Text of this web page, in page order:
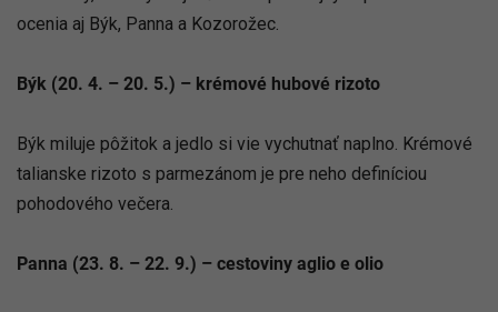
ocenia aj Býk, Panna a Kozorožec.
Býk (20. 4. – 20. 5.) – krémové hubové rizoto
Býk miluje pôžitok a jedlo si vie vychutnať naplno. Krémové
talianske rizoto s parmezánom je pre neho definíciou
pohodového večera.
Panna (23. 8. – 22. 9.) – cestoviny aglio e olio